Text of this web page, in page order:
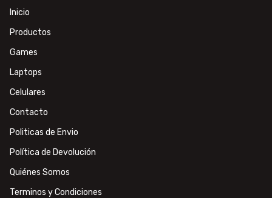
Inicio
Productos
Games
Laptops
Celulares
Contacto
Politicas de Envio
Política de Devolución
Quiénes Somos
Terminos y Condiciones